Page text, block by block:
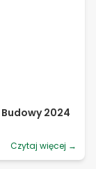
Budowy 2024
Czytaj więcej →